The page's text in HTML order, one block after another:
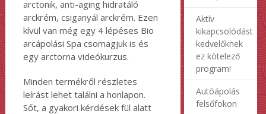
arctonik, anti-aging hidratáló
arckrém, csiganyál arckrém. Ezen
kívül van még egy 4 lépéses Bio
arcápolási Spa csomagjuk is és
egy arctorna videókurzus.
Minden termékről részletes
leírást lehet találni a honlapon.
Sőt, a gyakori kérdések fül alatt
Aktív
kikapcsolódást
kedvelőknek
ez kötelező
program!
Autóápolás
felsőfokon